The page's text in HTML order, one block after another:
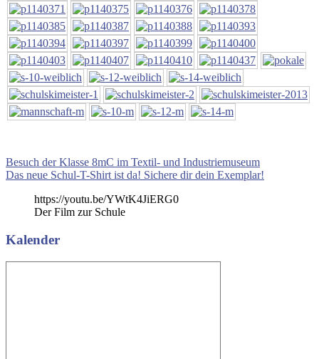
Beitragsnavigation
Vorheriger
Beitrag:
Besuch der Klasse 8mC im Textil- und Industriemuseum
Nächster
Das neue Schul-T-Shirt ist da! Sichere dir dein Exemplar!
https://youtu.be/YWtK4JiERG0
Der Film zur Schule
Kalender